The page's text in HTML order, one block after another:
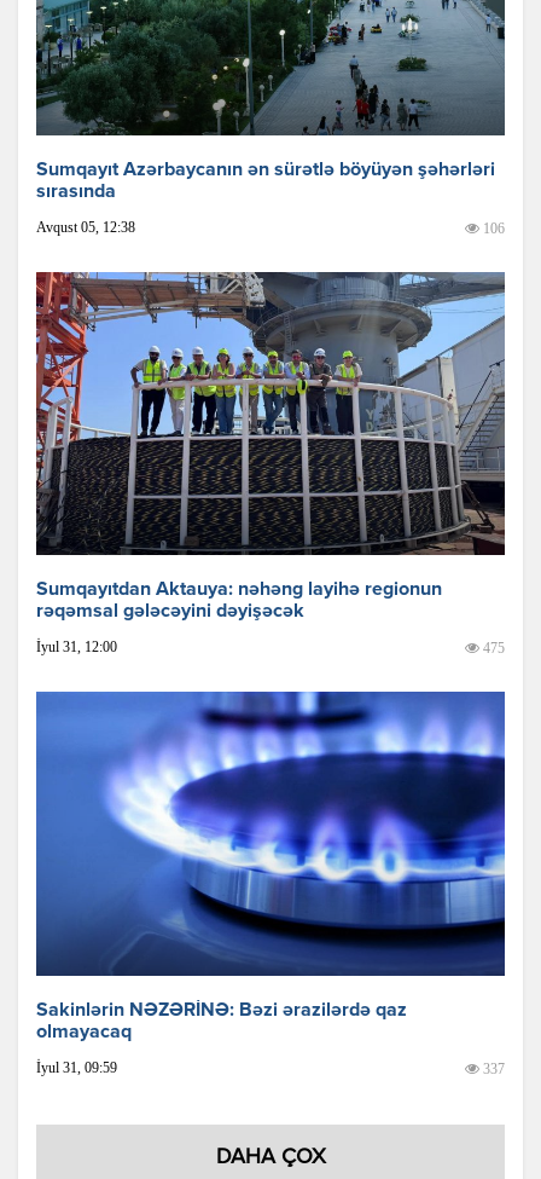
Sumqayıt Azərbaycanın ən sürətlə böyüyən şəhərləri
sırasında
Avqust 05, 12:38 106
Sumqayıtdan Aktauya: nəhəng layihə regionun
rəqəmsal gələcəyini dəyişəcək
İyul 31, 12:00 475
Sakinlərin NƏZƏRİNƏ: Bəzi ərazilərdə qaz
olmayacaq
İyul 31, 09:59 337
DAHA ÇOX